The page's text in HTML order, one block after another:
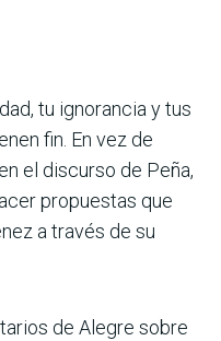
tu ignorancia y tus
fin. En vez de
el discurso de Peña,
propuestas que
a través de su
de Alegre sobre